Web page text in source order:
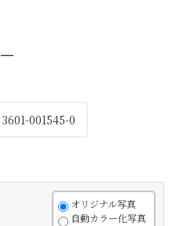
−
3601-001545-0
オリジナル写真
自動カラー化写真